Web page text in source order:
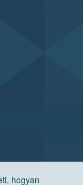
hogyan